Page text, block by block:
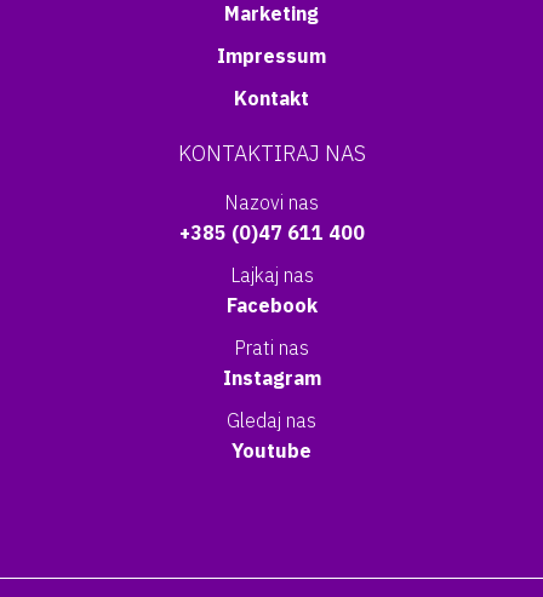
Marketing
Impressum
Kontakt
KONTAKTIRAJ NAS
Nazovi nas
+385 (0)47 611 400
Lajkaj nas
Facebook
Prati nas
Instagram
Gledaj nas
Youtube